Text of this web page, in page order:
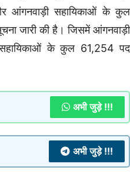
आंगनवाड़ी सहायिकाओं के कुल
जारी की है। जिसमें आंगनवाड़ी
के कुल 61,254 पद
अभी जुड़े !!!
अभी जुड़े !!!